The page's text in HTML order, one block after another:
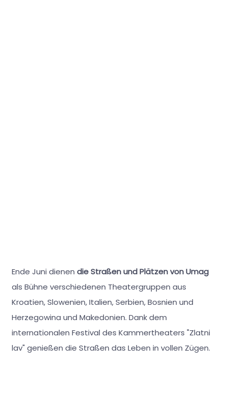
Ende Juni dienen die Straßen und Plätzen von Umag
als Bühne verschiedenen Theatergruppen aus
Kroatien, Slowenien, Italien, Serbien, Bosnien und
Herzegowina und Makedonien. Dank dem
internationalen Festival des Kammertheaters "Zlatni
lav" genießen die Straßen das Leben in vollen Zügen.